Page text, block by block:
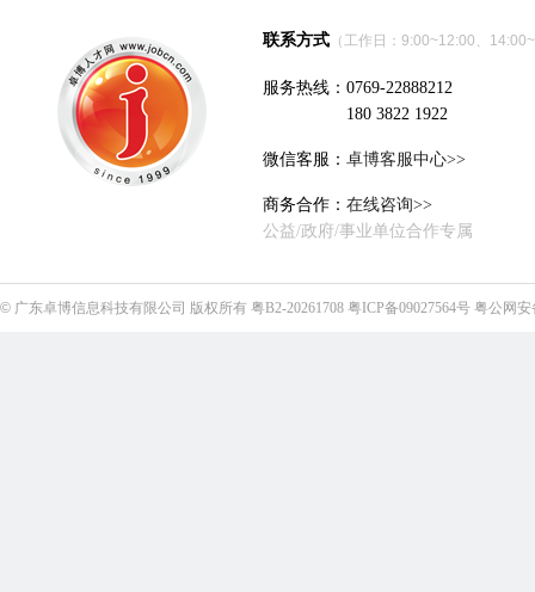
联系方式 （工作日：9:00~12:00、
服务热线：0769-22888212
180 3822 1922
微信客服： 卓博客服中心>>
商务合作： 在线咨询>>
公益/政府/事业单位合作专属
© 广东卓博信息科技有限公司 版权所有 粤B2-20261708 粤ICP备09027564号 粤公网安